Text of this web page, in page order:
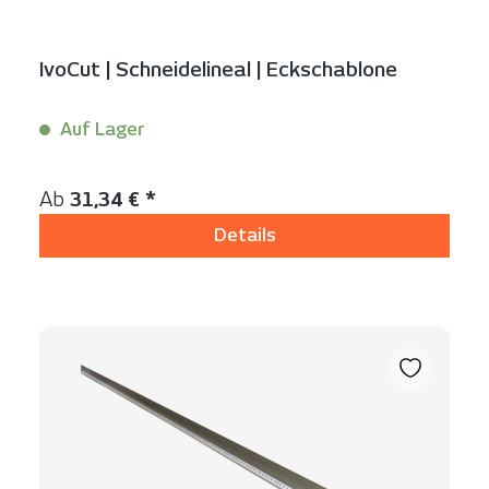
IvoCut | Schneidelineal | Eckschablone
Auf Lager
Regulärer Preis:
Ab 31,34 € *
Details